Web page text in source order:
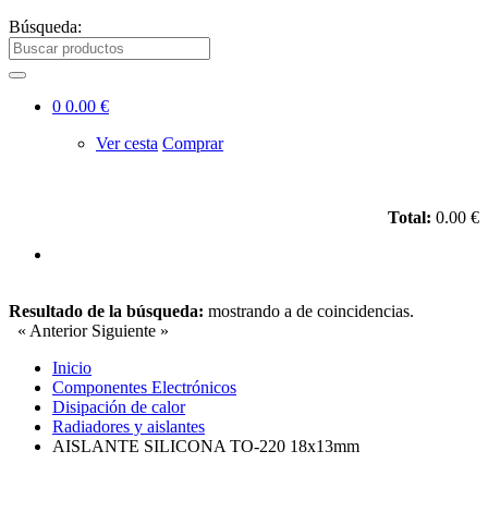
Búsqueda:
0 0.00 €
Ver cesta Comprar
Total: 0.00 €
Resultado de la búsqueda: mostrando a de coincidencias.
« Anterior Siguiente »
Inicio
Componentes Electrónicos
Disipación de calor
Radiadores y aislantes
AISLANTE SILICONA TO-220 18x13mm